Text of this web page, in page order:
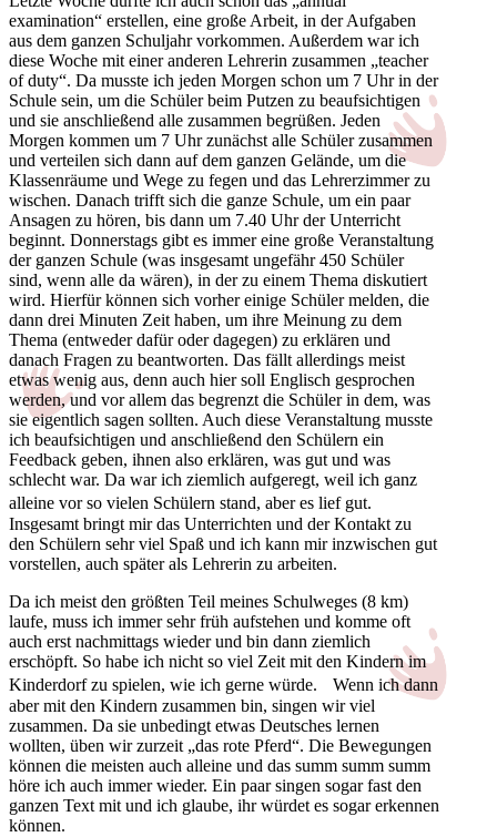
examination“ erstellen, eine große Arbeit, in der Aufgaben
aus dem ganzen Schuljahr vorkommen. Außerdem war ich
diese Woche mit einer anderen Lehrerin zusammen „teacher
of duty“. Da musste ich jeden Morgen schon um 7 Uhr in der
Schule sein, um die Schüler beim Putzen zu beaufsichtigen
und sie anschließend alle zusammen begrüßen. Jeden
Morgen kommen um 7 Uhr zunächst alle Schüler zusammen
und verteilen sich dann auf dem ganzen Gelände, um die
Klassenräume und Wege zu fegen und das Lehrerzimmer zu
wischen. Danach trifft sich die ganze Schule, um ein paar
Ansagen zu hören, bis dann um 7.40 Uhr der Unterricht
beginnt. Donnerstags gibt es immer eine große Veranstaltung
der ganzen Schule (was insgesamt ungefähr 450 Schüler
sind, wenn alle da wären), in der zu einem Thema diskutiert
wird. Hierfür können sich vorher einige Schüler melden, die
dann drei Minuten Zeit haben, um ihre Meinung zu dem
Thema (entweder dafür oder dagegen) zu erklären und
danach Fragen zu beantworten. Das fällt allerdings meist
etwas wenig aus, denn auch hier soll Englisch gesprochen
werden, und vor allem das begrenzt die Schüler in dem, was
sie eigentlich sagen sollten. Auch diese Veranstaltung musste
ich beaufsichtigen und anschließend den Schülern ein
Feedback geben, ihnen also erklären, was gut und was
schlecht war. Da war ich ziemlich aufgeregt, weil ich ganz
alleine vor so vielen Schülern stand, aber es lief gut.
Insgesamt bringt mir das Unterrichten und der Kontakt zu
den Schülern sehr viel Spaß und ich kann mir inzwischen gut
vorstellen, auch später als Lehrerin zu arbeiten.
Da ich meist den größten Teil meines Schulweges (8 km)
laufe, muss ich immer sehr früh aufstehen und komme oft
auch erst nachmittags wieder und bin dann ziemlich
erschöpft. So habe ich nicht so viel Zeit mit den Kindern im
Kinderdorf zu spielen, wie ich gerne würde. Wenn ich dann
aber mit den Kindern zusammen bin, singen wir viel
zusammen. Da sie unbedingt etwas Deutsches lernen
wollten, üben wir zurzeit „das rote Pferd“. Die Bewegungen
können die meisten auch alleine und das summ summ summ
höre ich auch immer wieder. Ein paar singen sogar fast den
ganzen Text mit und ich glaube, ihr würdet es sogar erkennen
können.